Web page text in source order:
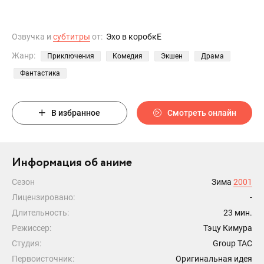
Озвучка и субтитры от: Эхо в коробкЕ
Жанр:
Приключения Комедия Экшен Драма
Фантастика
В избранное Смотреть онлайн
Информация об аниме
Сезон Зима 2001
Лицензировано:
-
Длительность:
23 мин.
Режиссер:
Тэцу Кимура
Студия:
Group TAC
Первоисточник:
Оригинальная идея